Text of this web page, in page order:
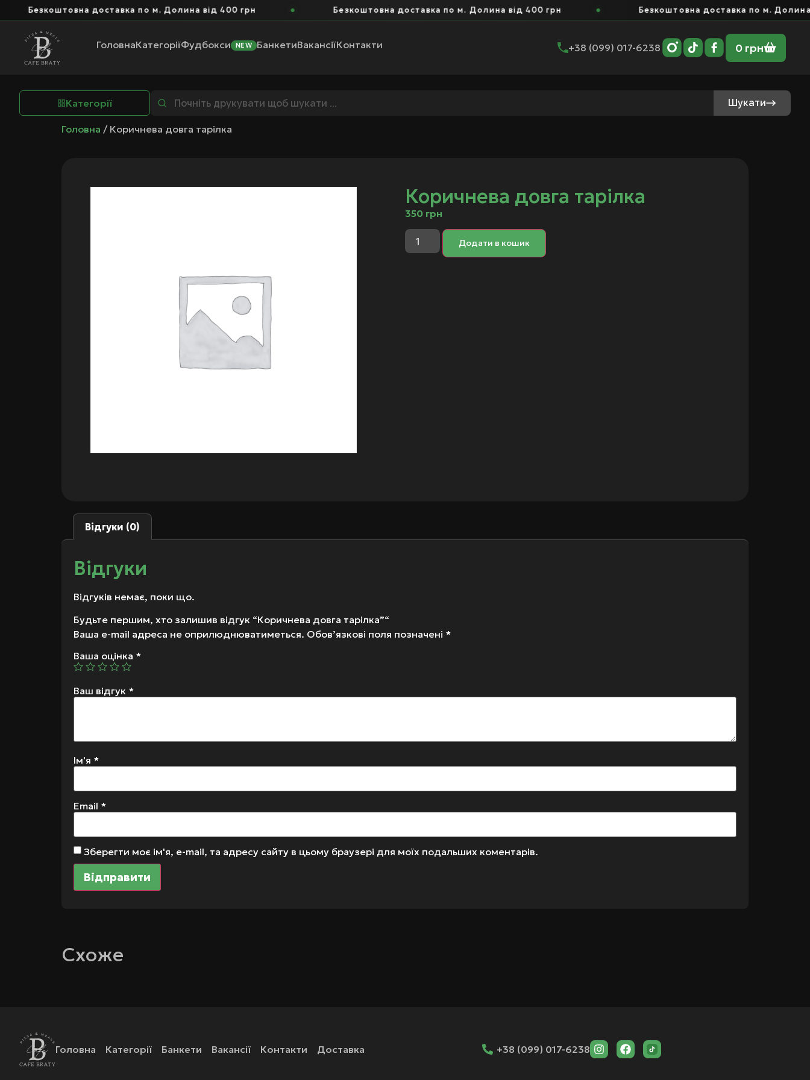
Безкоштовна доставка по м. Долина від 400 грн Безкоштовна доставка по м. Долина від 400 грн Безкоштовна доставка по м. Долина
ГоловнаКатегоріїФудбокси NEW БанкетиВакансіїКонтакти +38 (099) 017-6238 0 грн
Категорії Шукати
Головна / Коричнева довга тарілка
Коричнева довга тарілка
350 грн
Додати в кошик
Відгуки (0)
Відгуки
Відгуків немає, поки що.
Будьте першим, хто залишив відгук “Коричнева довга тарілка”“
Ваша e-mail адреса не оприлюднюватиметься. Обов’язкові поля позначені *
Ваша оцінка *
Ваш відгук *
Ім'я *
Email *
Зберегти моє ім'я, e-mail, та адресу сайту в цьому браузері для моїх подальших коментарів.
Схоже
Головна Категорії Банкети Вакансії Контакти Доставка +38 (099) 017-6238